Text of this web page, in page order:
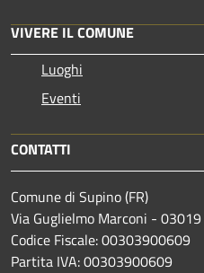
VIVERE IL COMUNE
Luoghi
Eventi
CONTATTI
Comune di Supino (FR)
Via Guglielmo Marconi - 03019
Codice Fiscale: 00303900609
Partita IVA: 00303900609